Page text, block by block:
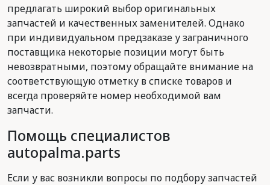
предлагать широкий выбор оригинальных
запчастей и качественных заменителей. Однако
при индивидуальном предзаказе у заграничного
поставщика некоторые позиции могут быть
невозвратными, поэтому обращайте внимание на
соответствующую отметку в списке товаров и
всегда проверяйте номер необходимой вам
запчасти.
Помощь специалистов
autopalma.parts
Если у вас возникли вопросы по подбору запчастей